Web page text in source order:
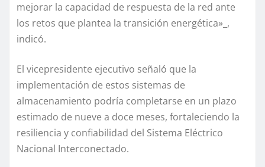
mejorar la capacidad de respuesta de la red ante
los retos que plantea la transición energética»_,
indicó.
El vicepresidente ejecutivo señaló que la
implementación de estos sistemas de
almacenamiento podría completarse en un plazo
estimado de nueve a doce meses, fortaleciendo la
resiliencia y confiabilidad del Sistema Eléctrico
Nacional Interconectado.